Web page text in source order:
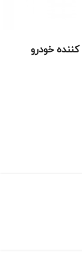
خودرو